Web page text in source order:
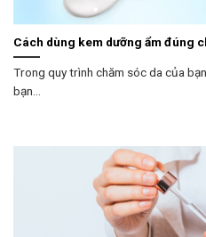
Cách dùng kem dưỡng ẩm đúng
Trong quy trình chăm sóc da của
bạn...